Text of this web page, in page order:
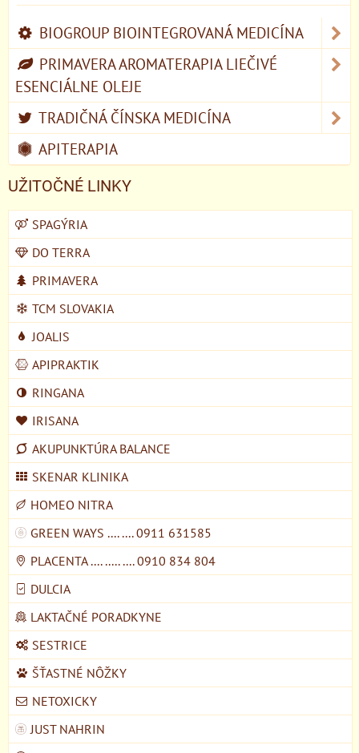
BIOGROUP BIOINTEGROVANÁ MEDICÍNA
PRIMAVERA AROMATERAPIA LIEČIVÉ
ESENCIÁLNE OLEJE
TRADIČNÁ ČÍNSKA MEDICÍNA
APITERAPIA
UŽITOČNÉ LINKY
SPAGÝRIA
DO TERRA
PRIMAVERA
TCM SLOVAKIA
JOALIS
APIPRAKTIK
RINGANA
IRISANA
AKUPUNKTÚRA BALANCE
SKENAR KLINIKA
HOMEO NITRA
GREEN WAYS .... .... 0911 631585
PLACENTA .... ..... .... 0910 834 804
DULCIA
LAKTAČNÉ PORADKYNE
SESTRICE
ŠŤASTNÉ NÔŽKY
NETOXICKY
JUST NAHRIN